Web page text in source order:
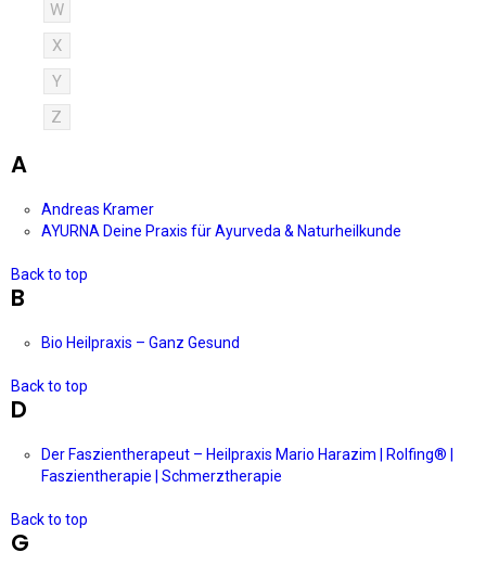
W
X
Y
Z
A
Andreas Kramer
AYURNA Deine Praxis für Ayurveda & Naturheilkunde
Back to top
B
Bio Heilpraxis – Ganz Gesund
Back to top
D
Der Faszientherapeut – Heilpraxis Mario Harazim | Rolfing®️ |
Faszientherapie | Schmerztherapie
Back to top
G